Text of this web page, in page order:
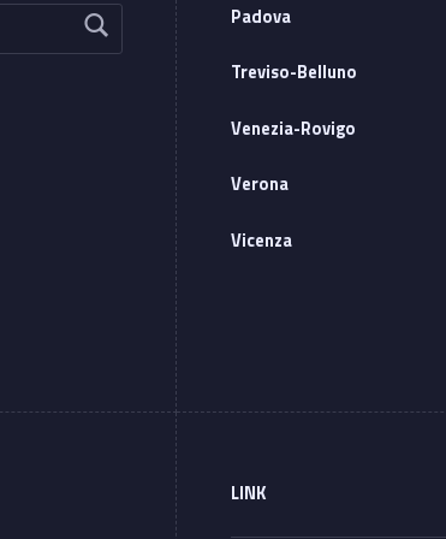
Padova
Treviso-Belluno
Venezia-Rovigo
Verona
Vicenza
LINK